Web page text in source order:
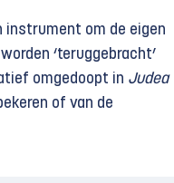
instrument om de eigen
‘teruggebracht’
omgedoopt in Judea
of van de